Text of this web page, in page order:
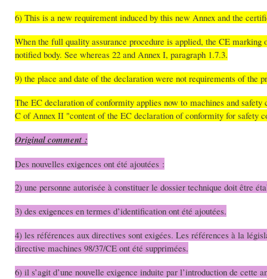
6) This is a new requirement induced by this new Annex and the
When the full quality assurance procedure is applied, the CE
notified body. See whereas 22 and Annex I, paragraph 1.7.3.
9) the place and date of the declaration were not requirements of the
The EC declaration of conformity applies now to machines and
C of Annex II "content of the EC declaration of conformity for safety
Original comment :
Des nouvelles exigences ont été ajoutées :
2) une personne autorisée à constituer le dossier technique doit être
3) des exigences en termes d’identification ont été ajoutées.
4) les références aux directives sont exigées. Les références à la
directive machines 98/37/CE ont été supprimées.
6) il s’agit d’une nouvelle exigence induite par l’introduction de cette